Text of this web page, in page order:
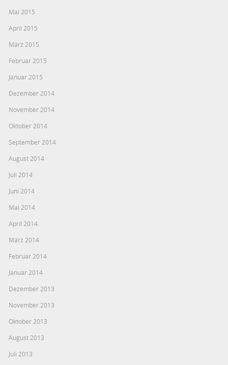
Mai 2015
April 2015
März 2015
Februar 2015
Januar 2015
Dezember 2014
November 2014
Oktober 2014
September 2014
August 2014
Juli 2014
Juni 2014
Mai 2014
April 2014
März 2014
Februar 2014
Januar 2014
Dezember 2013
November 2013
Oktober 2013
August 2013
Juli 2013